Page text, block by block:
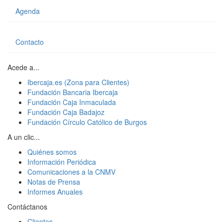
Agenda
Contacto
Acede a...
Ibercaja.es (Zona para Clientes)
Fundación Bancaria Ibercaja
Fundación Caja Inmaculada
Fundación Caja Badajoz
Fundación Círculo Católico de Burgos
A un clic...
Quiénes somos
Información Periódica
Comunicaciones a la CNMV
Notas de Prensa
Informes Anuales
Contáctanos